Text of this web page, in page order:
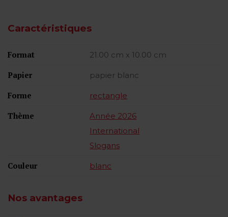
Caractéristiques
Format 21.00 cm x 10.00 cm
Papier papier blanc
Forme rectangle
Thème
Année 2026
International
Slogans
Couleur blanc
Nos avantages